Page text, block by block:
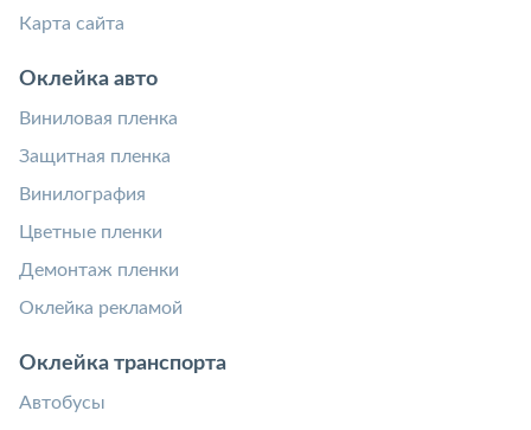
Карта сайта
Оклейка авто
Виниловая пленка
Защитная пленка
Винилография
Цветные пленки
Демонтаж пленки
Оклейка рекламой
Оклейка транспорта
Автобусы